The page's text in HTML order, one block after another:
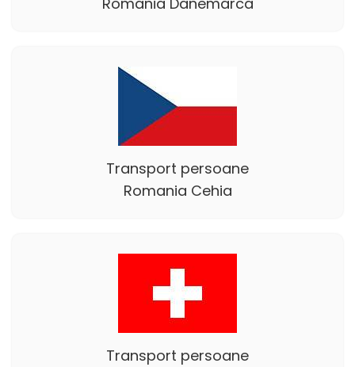
Transport persoane
Romania Cehia
Transport persoane